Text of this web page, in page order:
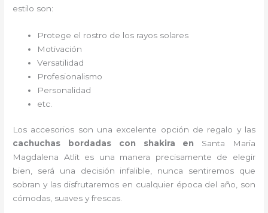
estilo son:
Protege el rostro de los rayos solares
Motivación
Versatilidad
Profesionalismo
Personalidad
etc.
Los accesorios son una excelente opción de regalo y las
cachuchas bordadas con shakira en Santa Maria
Magdalena Atlit es una manera precisamente de elegir
bien, será una decisión infalible, nunca sentiremos que
sobran y las disfrutaremos en cualquier época del año, son
cómodas, suaves y frescas.